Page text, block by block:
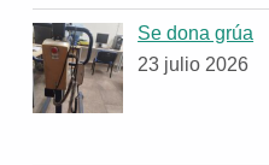
Se dona grúa
23 julio 2026